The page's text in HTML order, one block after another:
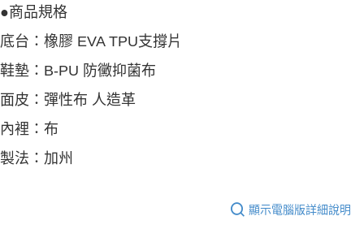
●商品規格
底台：橡膠 EVA TPU支撐片
鞋墊：B-PU 防黴抑菌布
面皮：彈性布 人造革
內裡：布
製法：加州
顯示電腦版詳細說明